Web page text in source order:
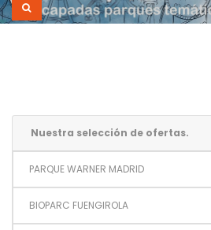
Nuestra selección de ofertas.
PARQUE WARNER MADRID
BIOPARC FUENGIROLA